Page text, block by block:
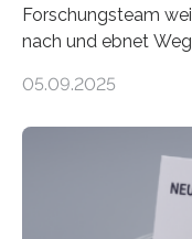
Forschungsteam
nach und ebnet
– nur eine Atomlage
Sensoren,
Solarzellen. Eine
noch auf ein neues
05.09.2025